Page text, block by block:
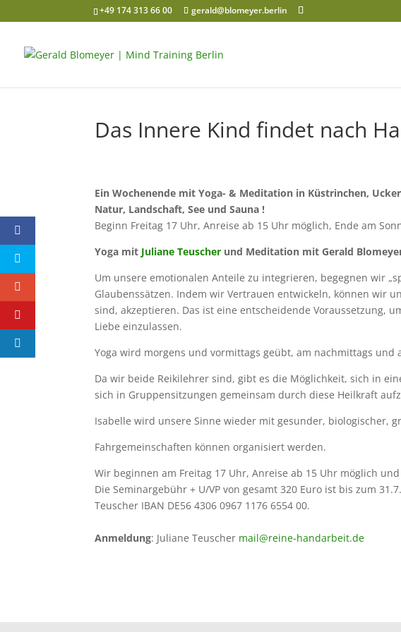
+49 174 313 66 00 gerald@blomeyer.berlin
Das Innere Kind findet nach
Ein Wochenende mit Yoga- & Meditation in Küstrinchen,
Natur, Landschaft, See und Sauna !
Beginn Freitag 17 Uhr, Anreise ab 15 Uhr möglich, Ende am
Yoga mit Juliane Teuscher und Meditation mit Gerald
Um unsere emotionalen Anteile zu integrieren, begegnen wir
Glaubenssätzen. Indem wir Vertrauen entwickeln, können wir
sind, akzeptieren. Das ist eine entscheidende Voraussetzung,
Liebe einzulassen.
Yoga wird morgens und vormittags geübt, am nachmittags und
Da wir beide Reikilehrer sind, gibt es die Möglichkeit, sich in
sich in Gruppensitzungen gemeinsam durch diese Heilkraft
Isabelle wird unsere Sinne wieder mit gesunder, biologischer,
Fahrgemeinschaften können organisiert werden.
Wir beginnen am Freitag 17 Uhr, Anreise ab 15 Uhr möglich
Die Seminargebühr + U/VP von gesamt 320 Euro ist bis zum
Teuscher IBAN DE56 4306 0967 1176 6554 00.
Anmeldung: Juliane Teuscher mail@reine-handarbeit.de